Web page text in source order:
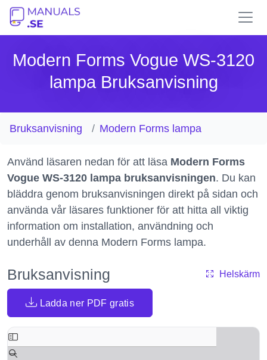
Modern Forms Vogue WS-3120
lampa Bruksanvisning
Bruksanvisning Modern Forms lampa
Använd läsaren nedan för att läsa Modern Forms
Vogue WS-3120 lampa bruksanvisningen. Du kan
bläddra genom bruksanvisningen direkt på sidan och
använda vår läsares funktioner för att hitta all viktig
information om installation, användning och
underhåll av denna Modern Forms lampa.
Bruksanvisning Helskärm
Ladda ner PDF gratis